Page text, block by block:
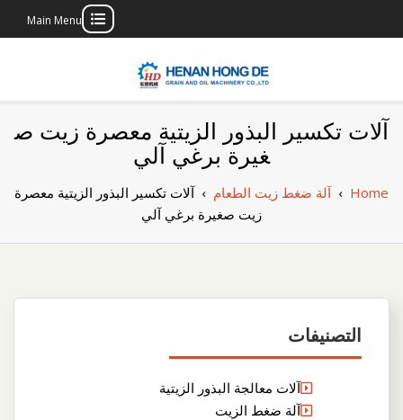
Main Menu
بناء مصنع إنتاج
الزيوت النباتية
الخاص بك
آلات تكسير البذور الزيتية معصرة زيت ص
غيرة برغي آلي
Home
›آلة ضغط زيت الطعام ›آلات تكسير البذور الزيتية معصرة
زيت صغيرة برغي آلي
التصنيفات
آلات معالجة البذور الزيتية
آلة ضغط الزيت